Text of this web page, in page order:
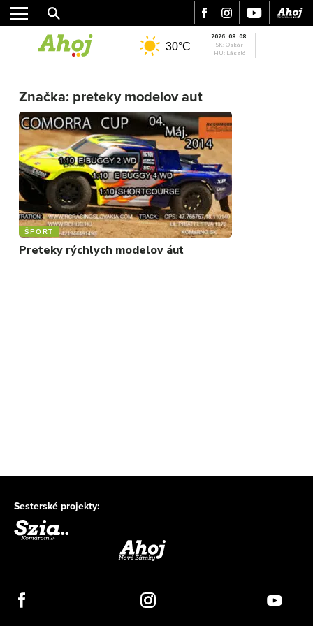
REGIÓN
ŠPORT
KULTÚRA
FOTKY
VIDEO
MIX
30°C
2026. 08. 08.
SK: Oskár
HU: László
Značka: preteky modelov aut
ŠPORT
Preteky rýchlych modelov áut
Sesterské projekty: